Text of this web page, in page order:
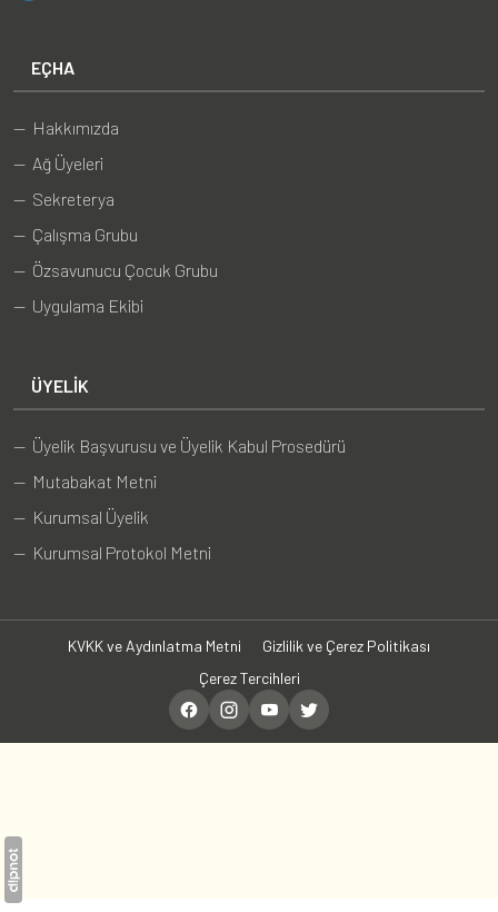
EÇHA
— Hakkımızda
— Ağ Üyeleri
— Sekreterya
— Çalışma Grubu
— Özsavunucu Çocuk Grubu
— Uygulama Ekibi
ÜYELIK
— Üyelik Başvurusu ve Üyelik Kabul Prosedürü
— Mutabakat Metni
— Kurumsal Üyelik
— Kurumsal Protokol Metni
KVKK ve Aydınlatma Metni
Gizlilik ve Çerez Politikası
Çerez Tercihleri